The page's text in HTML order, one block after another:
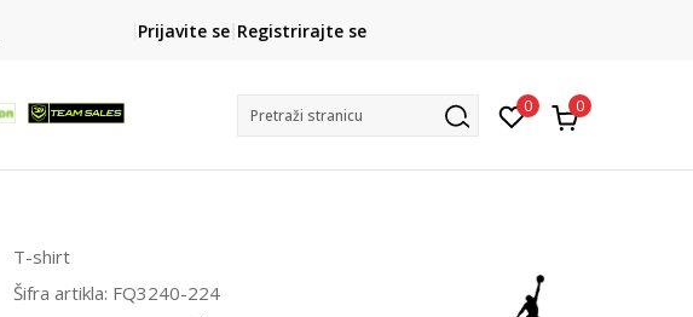
CLICK& COLLECT
besplatno preuzimanje u trgovini
Prijavite se Registrirajte se
Pretraži stranicu 0 0
T-shirt
Šifra artikla: FQ3240-224